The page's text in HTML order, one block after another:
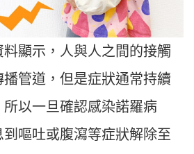
顯示，人與人之間的接觸
管道，但是症狀通常持續
以一旦確認感染諾羅病
嘔吐或腹瀉等症狀解除至